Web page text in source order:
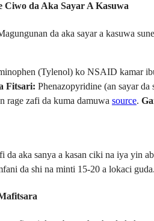
Ciwo da Aka Sayar A Kasuwa
da aka sayar a kasuwa
(Tylenol) ko NSAID kamar
Fitsari: Phenazopyridine (an sayar
rage zafi da kuma damuwa source.
aka sanya a kasan ciki na iya yin
da shi na minti 15-20 a lokaci guda.